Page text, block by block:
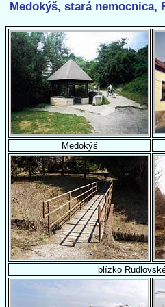
Medokýš, stará nemocnica,
Medokýš
blízko